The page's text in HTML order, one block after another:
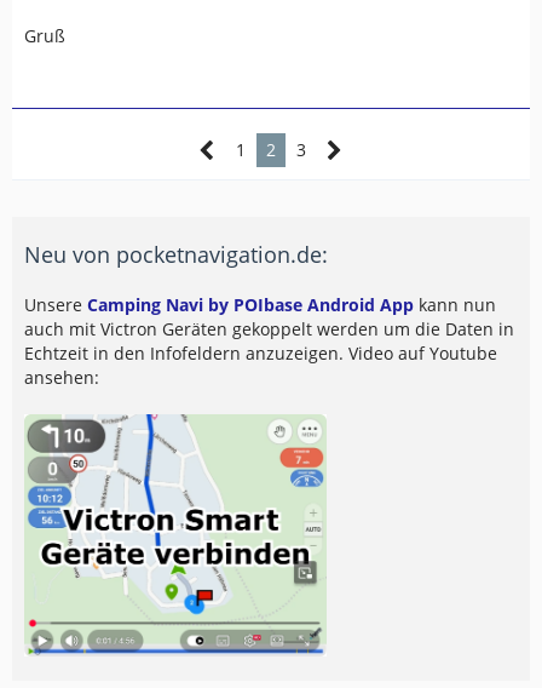
Gruß
1 2 3
Neu von pocketnavigation.de:
Unsere Camping Navi by POIbase Android App kann nun
auch mit Victron Geräten gekoppelt werden um die Daten in
Echtzeit in den Infofeldern anzuzeigen. Video auf Youtube
ansehen: